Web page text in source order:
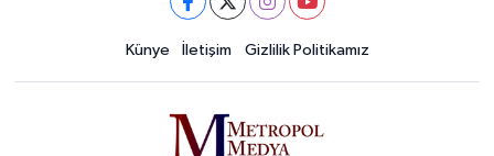
Künye İletişim Gizlilik Politikamız